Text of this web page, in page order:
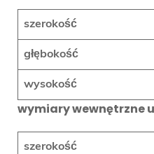
szerokość
głębokość
wysokość
wymiary wewnętrzne
szerokość